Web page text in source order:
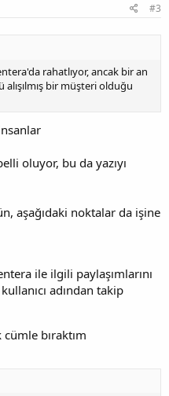
#3
rahatlıyor, ancak bir an
bir müşteri olduğu
oluyor, bu da yazıyı
aşağıdaki noktalar da işine
ile ilgili paylaşımlarını
adından takip
bıraktım